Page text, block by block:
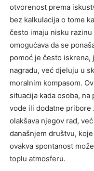
otvorenost prema
bez kalkulacija o tome
često imaju nisku
omogućava da se
pomoć je često
nagradu, već djeluju u
moralnim kompasom.
situacija kada osoba,
vode ili dodatne pribore
olakšava njegov rad,
današnjem društvu,
ovakva spontanost
toplu atmosferu.